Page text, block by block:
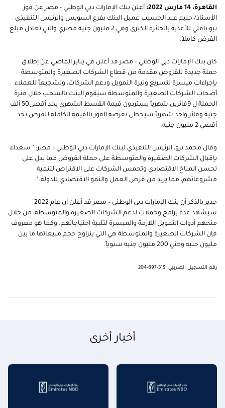
القاهرة، 14 مارس 2022:
أعلن بنك الإمارات دبي الوطني - مصر عن فوز
الأستاذ/ حليم عبد الحسيب عميل البنك بفرع السويس والرئيس التنفيذي
نيو بافلي للأغذية بالجائزة الكبرى وهي 2 مليون جنيه مصري والتي تعادل مبلغ
القرض كاملاً.
كان بنك الإمارات دبي الوطني – مصر قد أعلن في يناير الماضي عن إطلاق
حملة جديدة للقروض مقدمة من قطاع الشركات الصغيرة والمتوسطة
بإجراءات ميسرة لتسريع وتيرة التمويل ودعم الشركات، وتشجيعاً للعملاء
أصحاب الشركات الصغيرة والمتوسطة سيقوم البنك بالسحب خلال فترة
الحملة ل 9فائزين شهرياً يستردون قيمة القسط الشهري بحد أقصى50 ألف
جنيه وفائز واحد شهرياً سيحظى بفرصة الفوز بالقيمة الكاملة للقرض بحد
أقصي 2 مليون جنيه.
وقال محمد برو، الرئيس التنفيذي لبنك الإمارات دبي الوطني – مصر: " سعداء
بإقبال الشركات الصغيرة والمتوسطة على حملة القروض مما يدل على
تحسن المناخ الاقتصادي وتحمس الشركات على الاقتراض لتنمية
مشروعاتهم، مما يزيد من فرص العمل والنمو الاقتصادي للدولة."
جدير بالذكر أن بنك الإمارات دبي الوطني – مصر قد أعلن أن عام 2022
سيشهد عدة برامج وحملات لدعم الشركات الصغيرة والمتوسطة، من خلال
منحهم أدوات التمويل اللازمة والميسرة لتلبية احتياجاتهم. وكما هو معروف
فإن الشركات الصغيرة والمتوسطة هي التي يتراوح حجم مبيعاتها ما بين
مليون جنيه وحتي 200 مليون جنيه سنوياً.
رقم التسجيل الضريبي: 319-897-204
أخبار أخرى